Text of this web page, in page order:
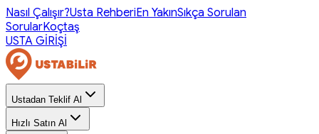
Nasıl Çalışır?Usta RehberiEn YakınSıkça Sorulan
SorularKoçtaş
USTA GİRİŞİ
Ustadan Teklif Al
Hızlı Satın Al